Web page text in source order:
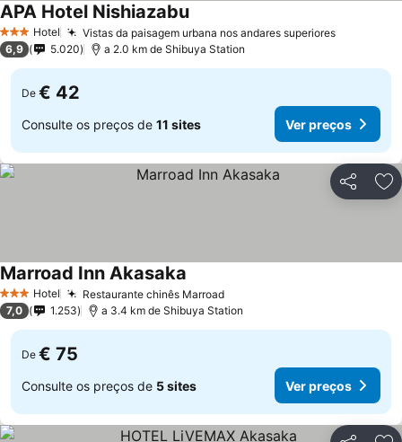
3 EstrelasHotel Vistas da paisagem urbana nos andares superioresVer
APA Hotel NishiazabuVer preços
6,9 5.020 a 2.0 km de Shibuya Station
De € 42
Consulte os preços de 11 sites Ver preços
Partilhar
3 EstrelasHotel Restaurante chinês MarroadVer preços
Marroad Inn Akasaka
7,0 1.253 a 3.4 km de Shibuya Station
De € 75
Consulte os preços de 5 sites Ver preços